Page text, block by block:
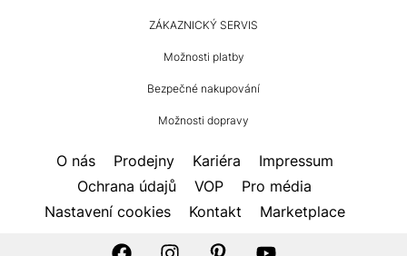
ZÁKAZNICKÝ SERVIS
Možnosti platby
Bezpečné nakupování
Možnosti dopravy
O nás Prodejny Kariéra
Impressum
Ochrana údajů
VOP
Pro média
Nastavení cookies
Kontakt Marketplace